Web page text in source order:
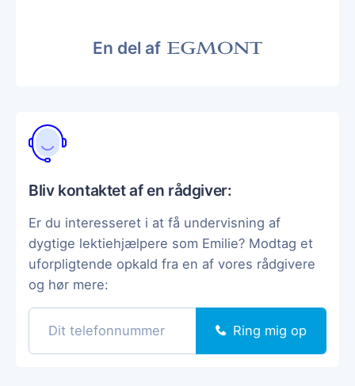
En del af
Bliv kontaktet af en rådgiver:
Er du interesseret i at få undervisning af
dygtige lektiehjælpere som Emilie? Modtag et
uforpligtende opkald fra en af vores rådgivere
og hør mere:
Ring mig op